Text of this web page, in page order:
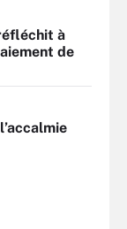
à
de